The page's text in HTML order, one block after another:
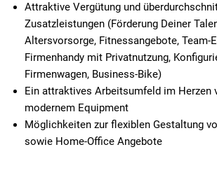
Attraktive Vergütung und
Zusatzleistungen (Förderung Deiner
Altersvorsorge, Fitnessangebote, Team-
Firmenhandy mit Privatnutzung,
Firmenwagen, Business-Bike)
Ein attraktives Arbeitsumfeld im Herzen
modernem Equipment
Möglichkeiten zur flexiblen Gestaltung
sowie Home-Office Angebote